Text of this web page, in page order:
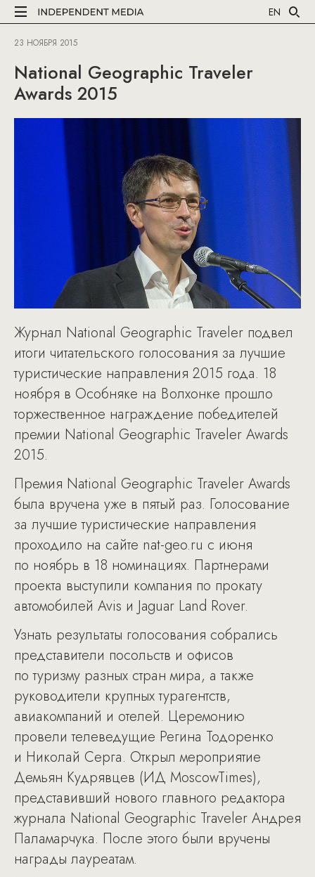
EN
23 НОЯБРЯ 2015
National Geographic Traveler
Awards 2015
Журнал National Geographic Traveler подвел
итоги читательского голосования за лучшие
туристические направления 2015 года. 18
ноября в Особняке на Волхонке прошло
торжественное награждение победителей
премии National Geographic Traveler Awards
2015.
Премия National Geographic Traveler Awards
была вручена уже в пятый раз. Голосование
за лучшие туристические направления
проходило на сайте nat-geo.ru с июня
по ноябрь в 18 номинациях. Партнерами
проекта выступили компания по прокату
автомобилей Avis и Jaguar Land Rover.
Узнать результаты голосования собрались
представители посольств и офисов
по туризму разных стран мира, а также
руководители крупных турагентств,
авиакомпаний и отелей. Церемонию
провели телеведущие Регина Тодоренко
и Николай Серга. Открыл мероприятие
Демьян Кудрявцев (ИД MoscowTimes),
представивший нового главного редактора
журнала National Geographic Traveler Андрея
Паламарчука. После этого были вручены
награды лауреатам.